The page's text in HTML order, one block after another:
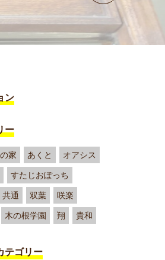
ン
ー
家 あくと オアシス
すたじおぽっち
共通 双葉 咲楽
木の根学園 翔 貴和
テゴリー